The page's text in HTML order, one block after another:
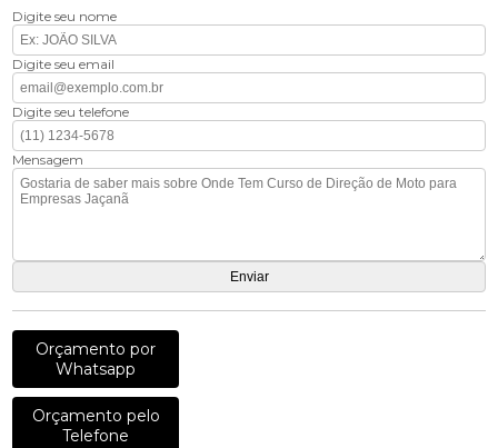
Digite seu nome
Digite seu email
Digite seu telefone
Mensagem
Orçamento por
Whatsapp
Orçamento pelo
Telefone